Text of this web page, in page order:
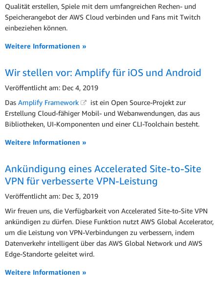
Qualität erstellen, Spiele mit dem umfangreichen Rechen- und
Speicherangebot der AWS Cloud verbinden und Fans mit Twitch
einbeziehen können.
Weitere Informationen »
Wir stellen vor: Amplify für iOS und Android
Veröffentlicht am: Dec 4, 2019
Das Amplify Framework
ist ein Open Source-Projekt zur
Erstellung Cloud-fähiger Mobil- und Webanwendungen, das aus
Bibliotheken, UI-Komponenten und einer CLI-Toolchain besteht.
Weitere Informationen »
Ankündigung eines Accelerated Site-to-Site
VPN für verbesserte VPN-Leistung
Veröffentlicht am: Dec 3, 2019
Wir freuen uns, die Verfügbarkeit von Accelerated Site-to-Site VPN
ankündigen zu dürfen. Diese Funktion nutzt AWS Global Accelerator,
um die Leistung von VPN-Verbindungen zu verbessern, indem
Datenverkehr intelligent über das AWS Global Network und AWS
Edge-Standorte geleitet wird.
Weitere Informationen »